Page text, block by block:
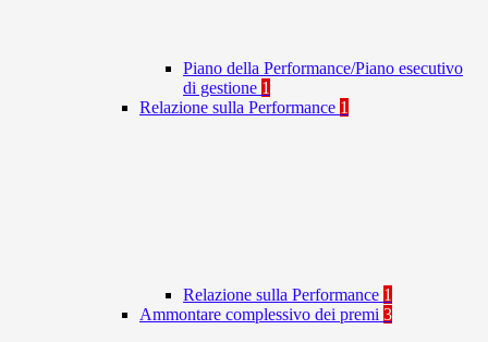
Piano della Performance/Piano esecutivo
di gestione 1
Relazione sulla Performance 1
Relazione sulla Performance 1
Ammontare complessivo dei premi 3